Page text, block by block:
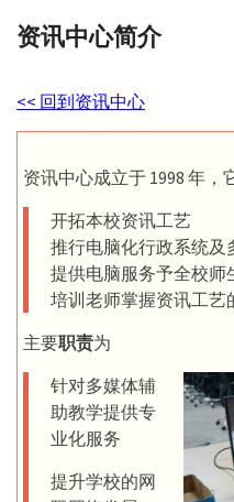
资讯中心简介
<< 回到资讯中心
资讯中心成立于 1998 年，
开拓本校资讯工艺
推行电脑化行政系统及
提供电脑服务予全校师
培训老师掌握资讯工艺
主要职责为
针对多媒体辅
助教学提供专
业化服务
提升学校的网